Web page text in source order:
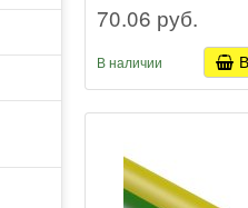
70.06 руб.
В наличии